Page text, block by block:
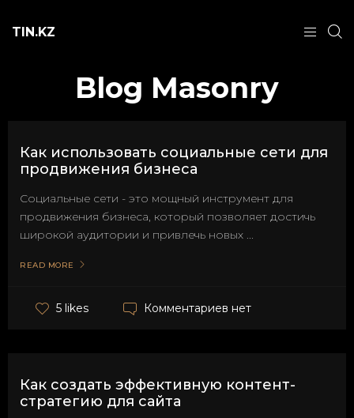
TIN.KZ
Blog Masonry
Как использовать социальные сети для
продвижения бизнеса
Социальные сети - это мощный инструмент для
продвижения бизнеса, который позволяет достичь
широкой аудитории и привлечь новых ...
READ MORE
5 likes Комментариев нет
Как создать эффективную контент-
стратегию для сайта